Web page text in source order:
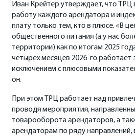
Иван Крейтер утверждает, что ТРЦ
работу каждого арендатора и
плату только тем, кто в плюсе. «В
общественного питания (а у нас
территории) как по итогам 2025
четырех месяцев 2026-го работает
исключением с плюсовыми
он.
При этом ТРЦ работает над
проводя мероприятия,
товарооборота арендаторов, а
арендаторам по ряду направлений,